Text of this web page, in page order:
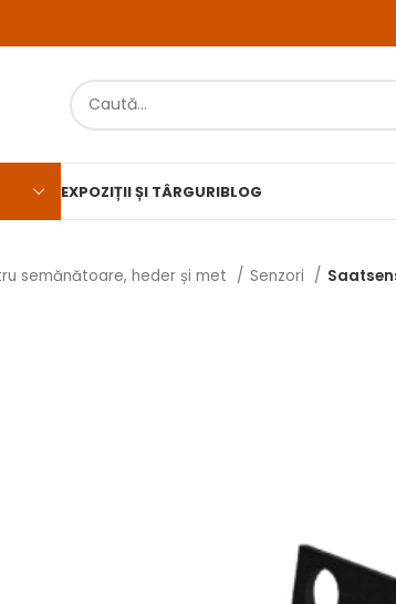
EXPOZIȚII ȘI TÂRGURIBLOG
semănătoare, heder și met Senzori